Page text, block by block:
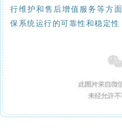
行维护和售后增值服务等方
保系统运行的可靠性和稳定性